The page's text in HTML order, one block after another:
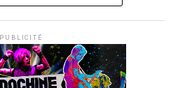
PUBLICITÉ